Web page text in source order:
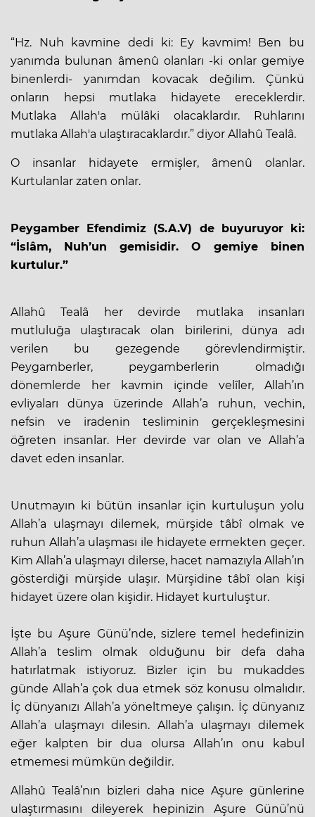
“Hz. Nuh kavmine dedi ki: Ey kavmim! Ben bu
yanımda bulunan âmenû olanları -ki onlar gemiye
binenlerdi- yanımdan kovacak değilim. Çünkü
onların hepsi mutlaka hidayete ereceklerdir.
Mutlaka Allah'a mülâki olacaklardır. Ruhlarını
mutlaka Allah'a ulaştıracaklardır.” diyor Allahû Tealâ.
O insanlar hidayete ermişler, âmenû olanlar.
Kurtulanlar zaten onlar.
Peygamber Efendimiz (S.A.V) de buyuruyor ki:
“İslâm, Nuh’un gemisidir. O gemiye binen
kurtulur.”
Allahû Tealâ her devirde mutlaka insanları
mutluluğa ulaştıracak olan birilerini, dünya adı
verilen bu gezegende görevlendirmiştir.
Peygamberler, peygamberlerin olmadığı
dönemlerde her kavmin içinde velîler, Allah’ın
evliyaları dünya üzerinde Allah’a ruhun, vechin,
nefsin ve iradenin tesliminin gerçekleşmesini
öğreten insanlar. Her devirde var olan ve Allah’a
davet eden insanlar.
Unutmayın ki bütün insanlar için kurtuluşun yolu
Allah’a ulaşmayı dilemek, mürşide tâbî olmak ve
ruhun Allah’a ulaşması ile hidayete ermekten geçer.
Kim Allah’a ulaşmayı dilerse, hacet namazıyla Allah’ın
gösterdiği mürşide ulaşır. Mürşidine tâbî olan kişi
hidayet üzere olan kişidir. Hidayet kurtuluştur.
İşte bu Aşure Günü’nde, sizlere temel hedefinizin
Allah’a teslim olmak olduğunu bir defa daha
hatırlatmak istiyoruz. Bizler için bu mukaddes
günde Allah’a çok dua etmek söz konusu olmalıdır.
İç dünyanızı Allah’a yöneltmeye çalışın. İç dünyanız
Allah’a ulaşmayı dilesin. Allah’a ulaşmayı dilemek
eğer kalpten bir dua olursa Allah’ın onu kabul
etmemesi mümkün değildir.
Allahû Tealâ’nın bizleri daha nice Aşure günlerine
ulaştırmasını dileyerek hepinizin Aşure Günü’nü